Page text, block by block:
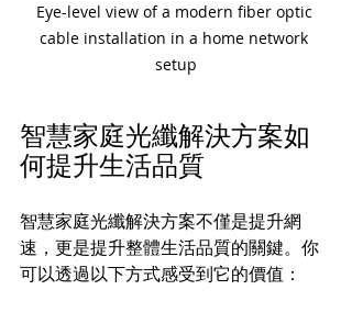
Eye-level view of a modern fiber optic
cable installation in a home network
setup
智慧家庭光纖解決方案如
何提升生活品質
智慧家庭光纖解決方案不僅是提升網
速，更是提升整體生活品質的關鍵。你
可以透過以下方式感受到它的價值：